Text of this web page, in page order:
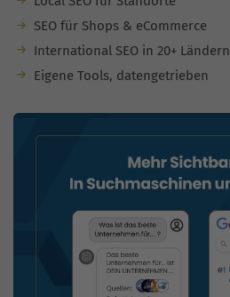
SEO für Shops & eCommerce
International SEO in 20+ Ländern
Eigene Tools, datengetrieben